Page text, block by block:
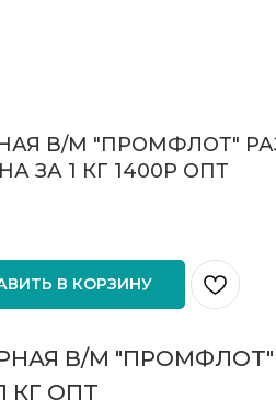
В/М "ПРОМФЛОТ"
ЗА 1 КГ 1400Р ОПТ
В КОРЗИНУ
В/М
КГ ОПТ